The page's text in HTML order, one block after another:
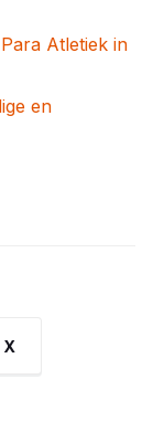
Atletiek in
en
X